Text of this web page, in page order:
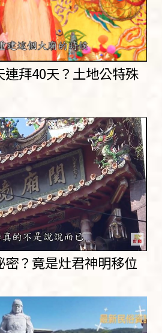
連拜40天？土地公特殊
？竟是灶君神明移位